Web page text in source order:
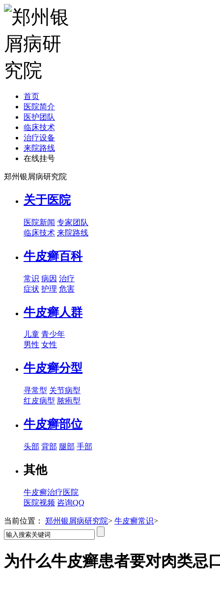
首页
医院简介
医护团队
临床技术
治疗设备
来院路线
在线挂号
郑州银屑病研究院
关于医院
医院新闻 专家团队
临床技术 来院路线
牛皮癣百科
常识 病因 治疗
症状 护理 危害
牛皮癣人群
儿童 青少年
男性 女性
牛皮癣分型
寻常型 关节病型
红皮病型 脓疱型
牛皮癣部位
头部 背部 腿部 手部
其他
牛皮癣治疗医院
医院视频 咨询QQ
当前位置： 郑州银屑病研究院> 牛皮癣常识>
为什么牛皮癣患者要对肉类忌